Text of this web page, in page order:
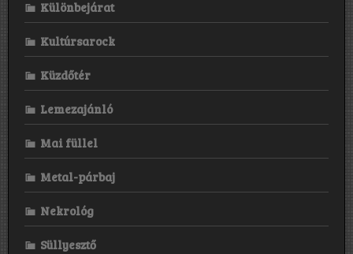
Különbejárat
Kultúrsarock
Küzdőtér
Lemezajánló
Mai füllel
Metal-párbaj
Nekrológ
Süllyesztő